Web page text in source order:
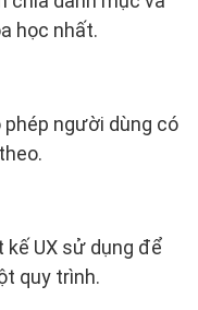
học nhất.
người dùng có
UX sử dụng để
quy trình.